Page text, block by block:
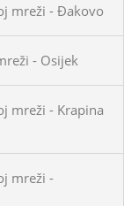
mreži - Đakovo
- Osijek
mreži - Krapina
mreži -